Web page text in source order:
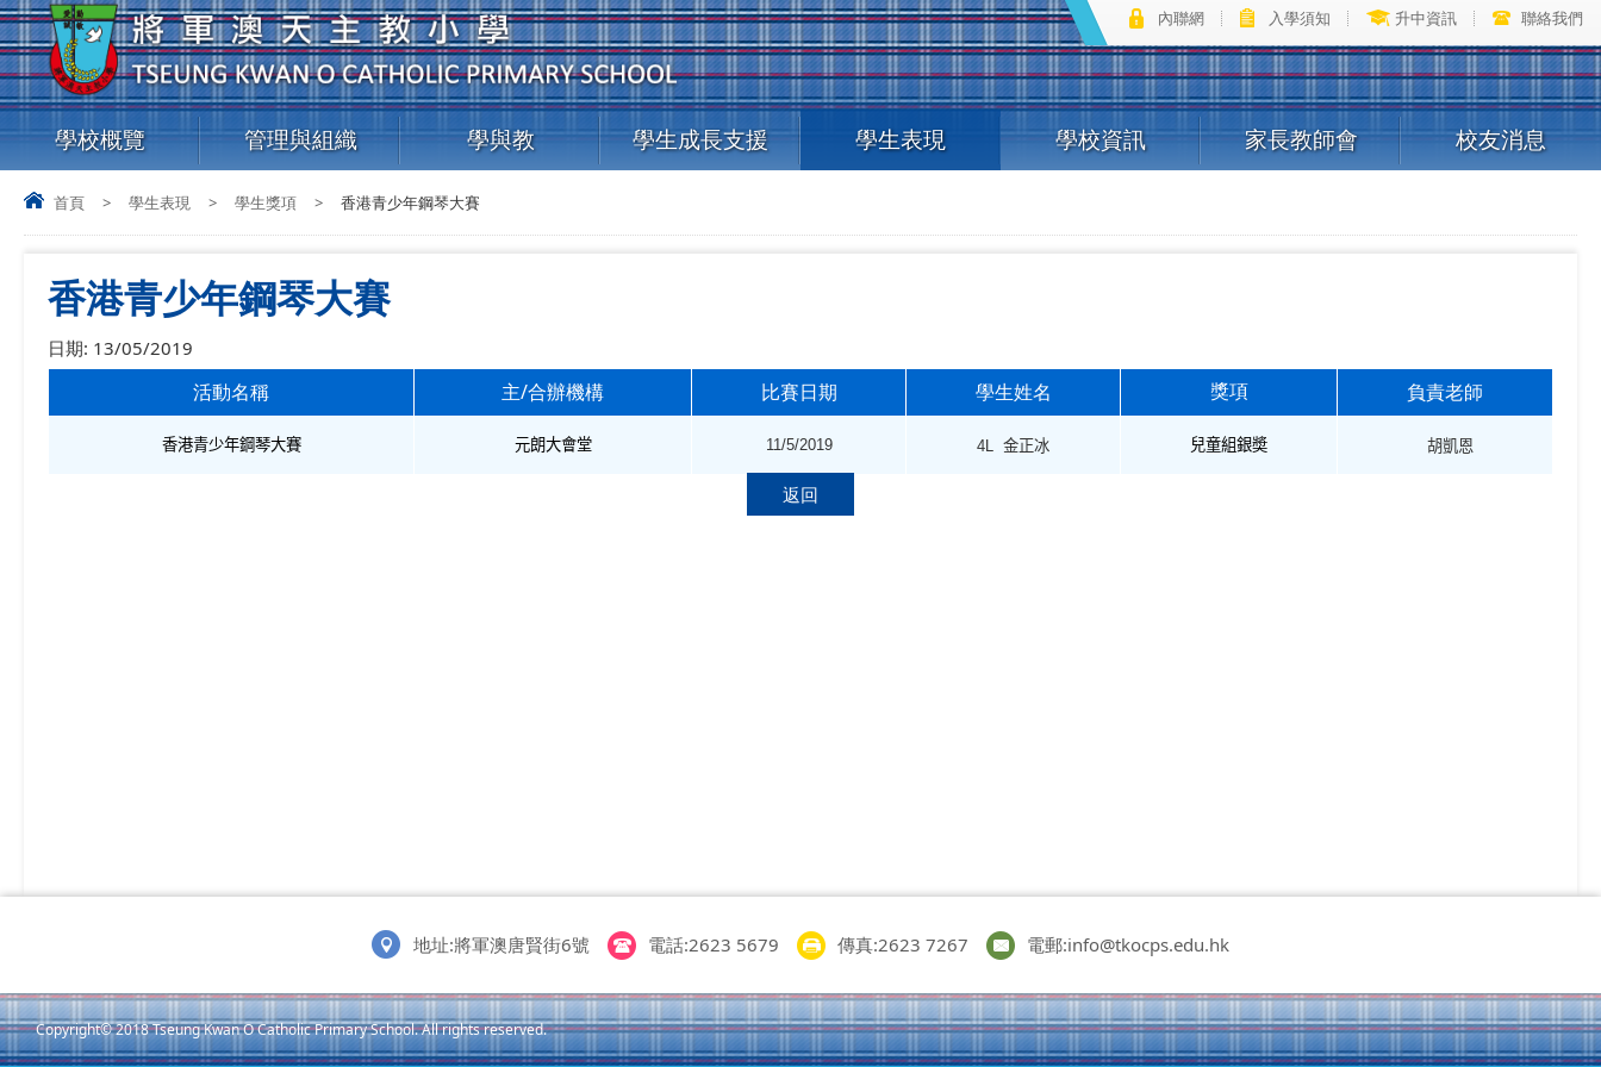
內聯網 入學須知 升中資訊 聯絡我們
學校概覽 管理與組織 學與教 學生成長支援 學生表現 學校資訊 家長教師會 校友消息
首頁 > 學生表現 > 學生獎項 > 香港青少年鋼琴大賽
香港青少年鋼琴大賽
日期: 13/05/2019
活動名稱 主/合辦機構 比賽日期 學生姓名 獎項 負責老師
香港青少年鋼琴大賽 元朗大會堂 11/5/2019 4L 金正冰 兒童組銀奬 胡凱恩
返回
地址:將軍澳唐賢街6號 電話:2623 5679 傳真:2623 7267 電郵:info@tkocps.edu.hk
Copyright© 2018 Tseung Kwan O Catholic Primary School. All rights reserved.